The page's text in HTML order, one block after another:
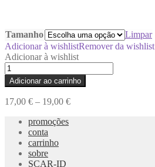
Tamanho
Limpar
Adicionar à wishlistRemover da wishlist
Adicionar à wishlist
Quantidade
de
Brincos
Amarelos
Grelha
EST'L
Adicionar ao carrinho
17,00 € – 19,00 €
promoções
conta
carrinho
sobre
SCAR-ID